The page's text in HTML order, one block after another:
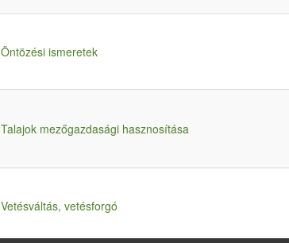
Öntözési ismeretek
Talajok mezőgazdasági hasznosítása
Vetésváltás, vetésforgó